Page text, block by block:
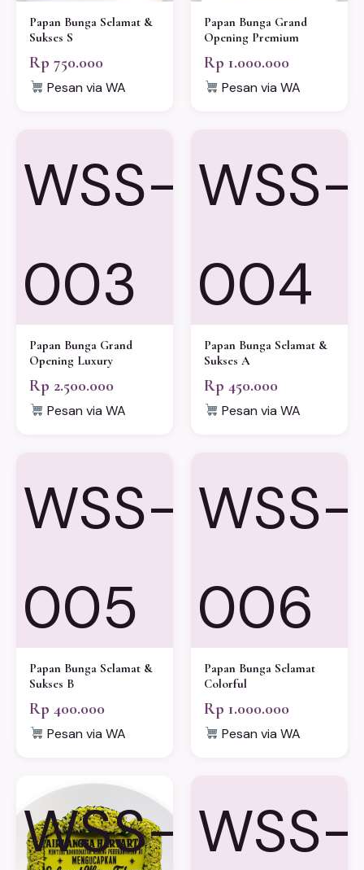
Papan Bunga Selamat &
Sukses S
Rp 750.000
Pesan via WA
Papan Bunga Grand
Opening Premium
Rp 1.000.000
Pesan via WA
WSS-
003
Papan Bunga Grand
Opening Luxury
Rp 2.500.000
Pesan via WA
WSS-
004
Papan Bunga Selamat &
Sukses A
Rp 450.000
Pesan via WA
WSS-
005
Papan Bunga Selamat &
Sukses B
Rp 400.000
Pesan via WA
WSS-
006
Papan Bunga Selamat
Colorful
Rp 1.000.000
Pesan via WA
WSS- WSS-